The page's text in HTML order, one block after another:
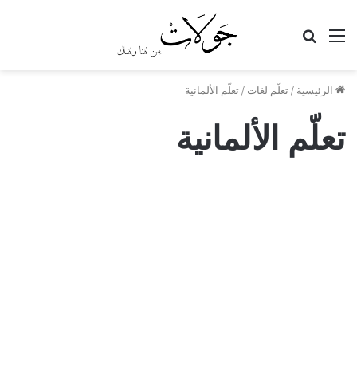
القائمة
الرئيسية / تعلّم لغات / تعلّم الألمانية
تعلّم الألمانية